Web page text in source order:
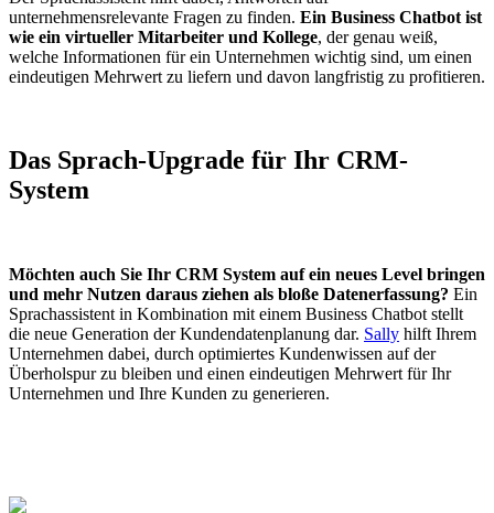
unternehmensrelevante Fragen zu finden. Ein Business Chatbot ist
wie ein virtueller Mitarbeiter und Kollege, der genau weiß,
welche Informationen für ein Unternehmen wichtig sind, um einen
eindeutigen Mehrwert zu liefern und davon langfristig zu profitieren.
Das Sprach-Upgrade für Ihr CRM-
System
Möchten auch Sie Ihr CRM System auf ein neues Level bringen
und mehr Nutzen daraus ziehen als bloße Datenerfassung? Ein
Sprachassistent in Kombination mit einem Business Chatbot stellt
die neue Generation der Kundendatenplanung dar. Sally hilft Ihrem
Unternehmen dabei, durch optimiertes Kundenwissen auf der
Überholspur zu bleiben und einen eindeutigen Mehrwert für Ihr
Unternehmen und Ihre Kunden zu generieren.